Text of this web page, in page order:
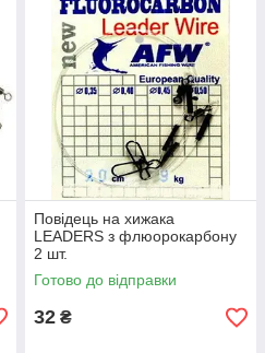
Повідець на хижака
LEADERS з флюорокарбону
2 шт.
Готово до відправки
32 ₴